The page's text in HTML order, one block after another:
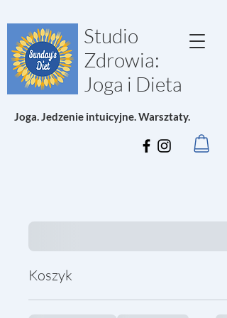
Studio
Zdrowia:
Joga i Dieta
Joga. Jedzenie intuicyjne. Warsztaty.
Koszyk